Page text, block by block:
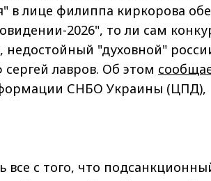
в лице филиппа киркорова
2026", то ли сам
"духовной"
лавров. Об этом
СНБО Украины (ЦПД),
все с того, что